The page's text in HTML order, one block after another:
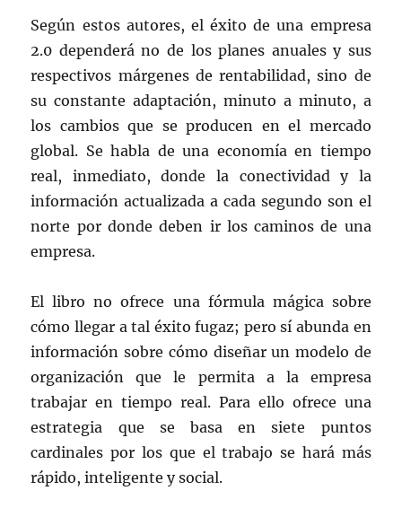
Según estos autores, el éxito de una empresa
2.0 dependerá no de los planes anuales y sus
respectivos márgenes de rentabilidad, sino de
su constante adaptación, minuto a minuto, a
los cambios que se producen en el mercado
global. Se habla de una economía en tiempo
real, inmediato, donde la conectividad y la
información actualizada a cada segundo son el
norte por donde deben ir los caminos de una
empresa.
El libro no ofrece una fórmula mágica sobre
cómo llegar a tal éxito fugaz; pero sí abunda en
información sobre cómo diseñar un modelo de
organización que le permita a la empresa
trabajar en tiempo real. Para ello ofrece una
estrategia que se basa en siete puntos
cardinales por los que el trabajo se hará más
rápido, inteligente y social.